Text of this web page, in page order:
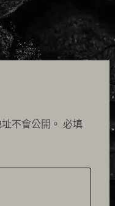
不會公開。 必填